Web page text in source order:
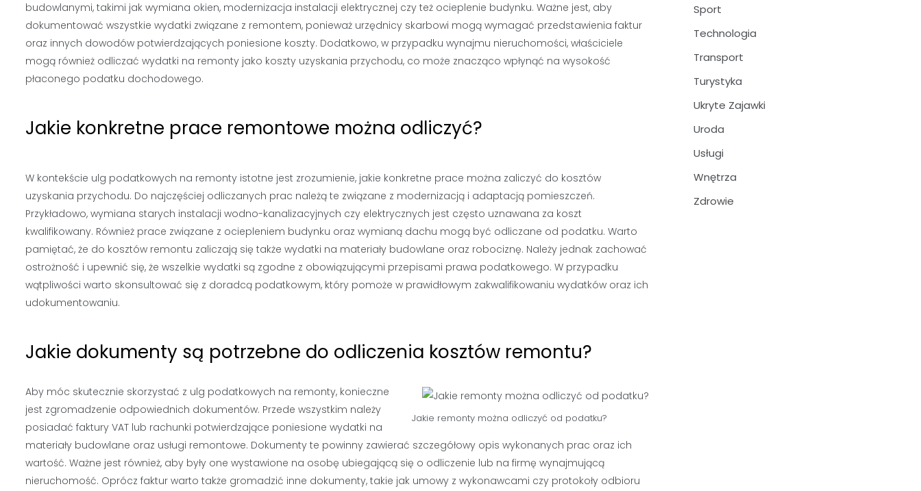
budowlanymi, takimi jak wymiana okien, modernizacja instalacji elektrycznej czy też ocieplenie budynku. Ważne jest, aby
dokumentować wszystkie wydatki związane z remontem, ponieważ urzędnicy skarbowi mogą wymagać przedstawienia faktur
oraz innych dowodów potwierdzających poniesione koszty. Dodatkowo, w przypadku wynajmu nieruchomości, właściciele
mogą również odliczać wydatki na remonty jako koszty uzyskania przychodu, co może znacząco wpłynąć na wysokość
płaconego podatku dochodowego.
Jakie konkretne prace remontowe można odliczyć?
W kontekście ulg podatkowych na remonty istotne jest zrozumienie, jakie konkretne prace można zaliczyć do kosztów
uzyskania przychodu. Do najczęściej odliczanych prac należą te związane z modernizacją i adaptacją pomieszczeń.
Przykładowo, wymiana starych instalacji wodno-kanalizacyjnych czy elektrycznych jest często uznawana za koszt
kwalifikowany. Również prace związane z ociepleniem budynku oraz wymianą dachu mogą być odliczane od podatku. Warto
pamiętać, że do kosztów remontu zaliczają się także wydatki na materiały budowlane oraz robociznę. Należy jednak zachować
ostrożność i upewnić się, że wszelkie wydatki są zgodne z obowiązującymi przepisami prawa podatkowego. W przypadku
wątpliwości warto skonsultować się z doradcą podatkowym, który pomoże w prawidłowym zakwalifikowaniu wydatków oraz ich
udokumentowaniu.
Jakie dokumenty są potrzebne do odliczenia kosztów remontu?
Jakie remonty można odliczyć od podatku?
Aby móc skutecznie skorzystać z ulg podatkowych na remonty, konieczne
jest zgromadzenie odpowiednich dokumentów. Przede wszystkim należy
posiadać faktury VAT lub rachunki potwierdzające poniesione wydatki na
materiały budowlane oraz usługi remontowe. Dokumenty te powinny zawierać szczegółowy opis wykonanych prac oraz ich
wartość. Ważne jest również, aby były one wystawione na osobę ubiegającą się o odliczenie lub na firmę wynajmującą
nieruchomość. Oprócz faktur warto także gromadzić inne dokumenty, takie jak umowy z wykonawcami czy protokoły odbioru
Sport
Technologia
Transport
Turystyka
Ukryte Zajawki
Uroda
Usługi
Wnętrza
Zdrowie